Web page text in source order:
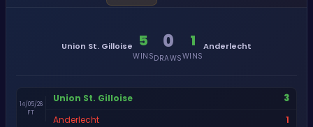
Union St. Gilloise 5
WINS
0
DRAWS
1
WINS
Anderlecht
14/05/26
FT
Union St. Gilloise 3
Anderlecht 1